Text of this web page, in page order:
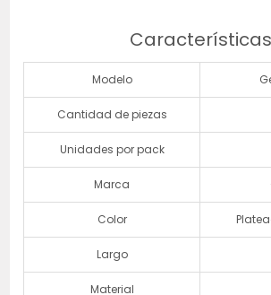
Características
Modelo
Cantidad de piezas
Unidades por pack
Marca
Color
Largo
Material